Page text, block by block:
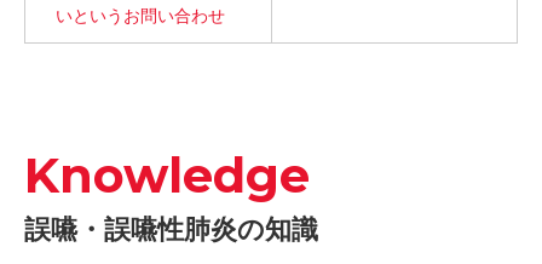
いというお問い合わせ
Knowledge
誤嚥・誤嚥性肺炎の知識